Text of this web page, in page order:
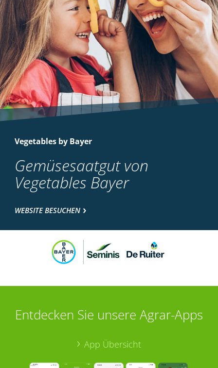
Vegetables by Bayer
Gemüsesaatgut von
Vegetables Bayer
WEBSITE BESUCHEN
Entdecken Sie unsere Agrar-Apps
App Übersicht